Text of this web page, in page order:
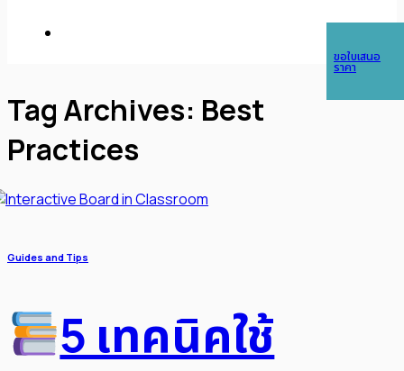
ขอใบเสนอ
ราคา
Tag Archives: Best
Practices
Guides and Tips
5 เทคนิคใช้